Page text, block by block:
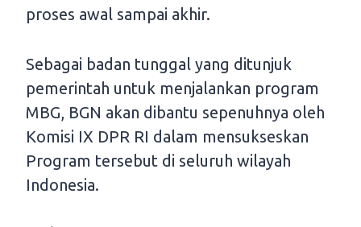
proses awal sampai akhir.
Sebagai badan tunggal yang ditunjuk
pemerintah untuk menjalankan program
MBG, BGN akan dibantu sepenuhnya oleh
Komisi IX DPR RI dalam mensukseskan
Program tersebut di seluruh wilayah
Indonesia.